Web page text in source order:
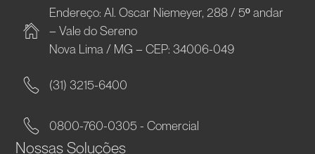
Endereço: Al. Oscar Niemeyer, 288 / 5º andar
– Vale do Sereno
Nova Lima / MG – CEP: 34006-049
(31) 3215-6400
0800-760-0305 - Comercial
Nossas Soluções